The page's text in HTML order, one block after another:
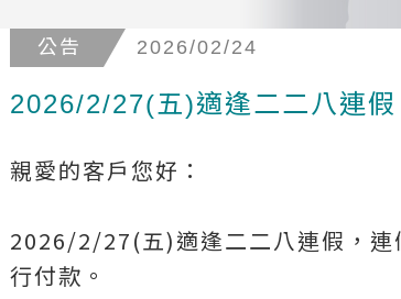
公告 2026/02/24
2026/2/27(五)適逢二二八連
親愛的客戶您好：
2026/2/27(五)適逢二二八連假，
行付款。